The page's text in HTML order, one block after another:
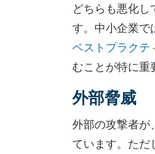
どちらも悪化し
す。中小企業で
ベストプラクテ
むことが特に重
外部脅威
外部の攻撃者が
ています。ただ